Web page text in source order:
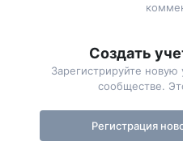
Создать
Зарегистрируйте
сообществе.
Регистрация